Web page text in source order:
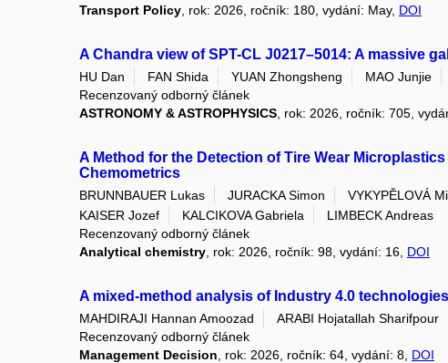
Transport Policy , rok: 2026, ročník: 180, vydání: May, DOI
A Chandra view of SPT-CL J0217–5014: A massive
HU Dan FAN Shida YUAN Zhongsheng MAO Junjie
Recenzovaný odborný článek
ASTRONOMY & ASTROPHYSICS , rok: 2026, ročník: 705,
A Method for the Detection of Tire Wear
Chemometrics
BRUNNBAUER Lukas JURACKA Simon VYKYPĚLOVÁ
KAISER Jozef
KALCIKOVA Gabriela
LIMBECK Andreas
Recenzovaný odborný článek
Analytical chemistry , rok: 2026, ročník: 98, vydání: 16, DOI
A mixed-method analysis of Industry 4.0
MAHDIRAJI Hannan Amoozad ARABI Hojatallah Sharifpour
Recenzovaný odborný článek
Management Decision , rok: 2026, ročník: 64, vydání: 8, DOI